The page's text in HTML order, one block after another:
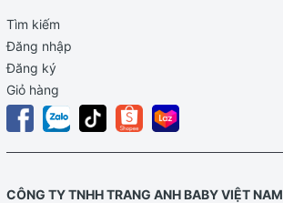
Tìm kiếm
Đăng nhập
Đăng ký
Giỏ hàng
CÔNG TY TNHH TRANG ANH BABY VIỆT NAM